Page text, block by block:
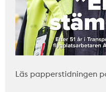
Läs papperstidningen